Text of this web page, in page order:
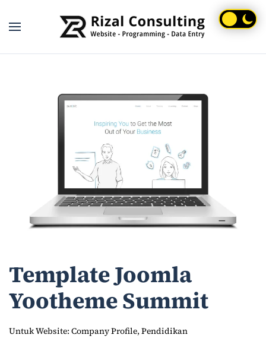
Skip to main content
Template Joomla
Yootheme Summit
Untuk Website: Company Profile, Pendidikan